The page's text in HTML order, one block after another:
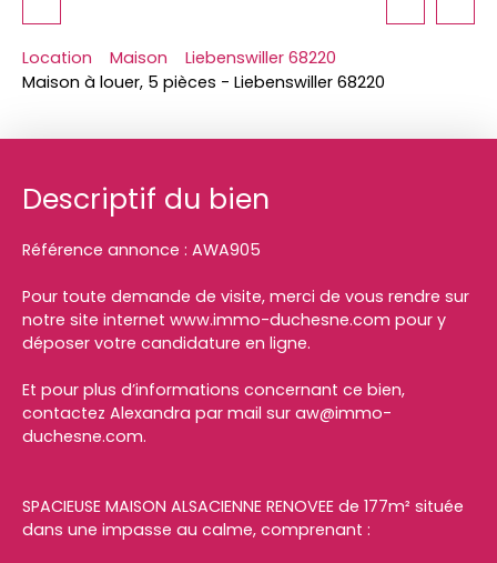
Location Maison
Liebenswiller 68220
Maison à louer, 5 pièces - Liebenswiller 68220
Descriptif du bien
Référence annonce : AWA905
Pour toute demande de visite, merci de vous rendre sur
notre site internet www.immo-duchesne.com pour y
déposer votre candidature en ligne.
Et pour plus d’informations concernant ce bien,
contactez Alexandra par mail sur aw@immo-
duchesne.com.
SPACIEUSE MAISON ALSACIENNE RENOVEE de 177m² située
dans une impasse au calme, comprenant :